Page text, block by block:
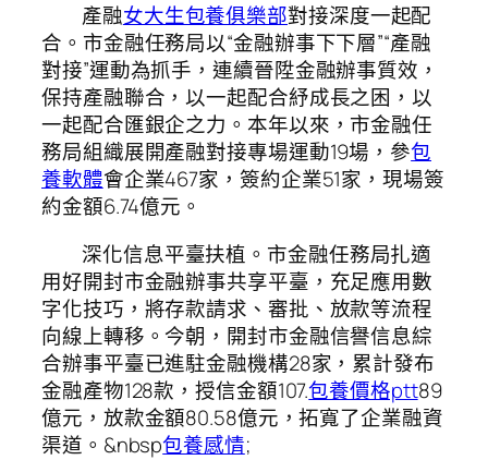
產融女大生包養俱樂部對接深度一起配
合。市金融任務局以“金融辦事下下層”“產融
對接”運動為抓手，連續晉陞金融辦事質效，
保持產融聯合，以一起配合紓成長之困，以
一起配合匯銀企之力。本年以來，市金融任
務局組織展開產融對接專場運動19場，參包
養軟體會企業467家，簽約企業51家，現場簽
約金額6.74億元。
深化信息平臺扶植。市金融任務局扎適
用好開封市金融辦事共享平臺，充足應用數
字化技巧，將存款請求、審批、放款等流程
向線上轉移。今朝，開封市金融信譽信息綜
合辦事平臺已進駐金融機構28家，累計發布
金融產物128款，授信金額107.包養價格ptt89
億元，放款金額80.58億元，拓寬了企業融資
渠道。&nbsp包養感情;